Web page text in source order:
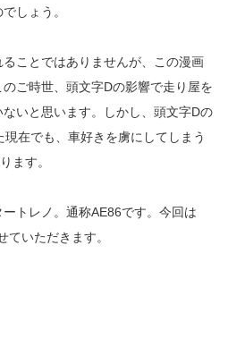
しょう。
ことではありませんが、この漫画
ご時世、頭文字Dの影響で走り屋を
いと思います。しかし、頭文字Dの
在でも、車好きを虜にしてしまう
ます。
トレノ。通称AE86です。今回は
ていただきます。